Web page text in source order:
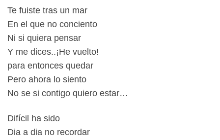
Te fuiste tras un mar
En el que no conciento
Ni si quiera pensar
Y me dices..¡He vuelto!
para entonces quedar
Pero ahora lo siento
No se si contigo quiero estar…
Difícil ha sido
Dia a dia no recordar